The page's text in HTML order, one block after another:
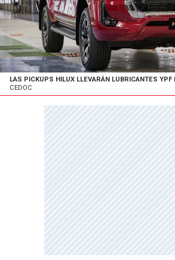
LAS PICKUPS HILUX LLEVARÁN LUBRICANTES YPF
CEDOC